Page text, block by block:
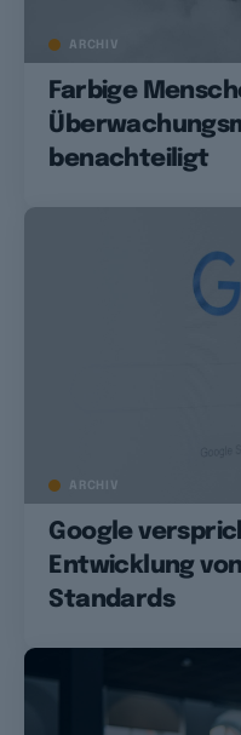
ARCHIV
Farbige
benachteiligt
ARCHIV
Google
Entwicklung
Standards